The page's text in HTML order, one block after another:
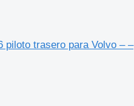
piloto trasero para Volvo – –